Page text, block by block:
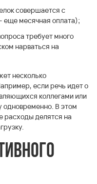
совершается с
еще месячная оплата);
требует много
нарваться на
несколько
если речь идет о
коллегами или
одновременно. В этом
расходы делятся на